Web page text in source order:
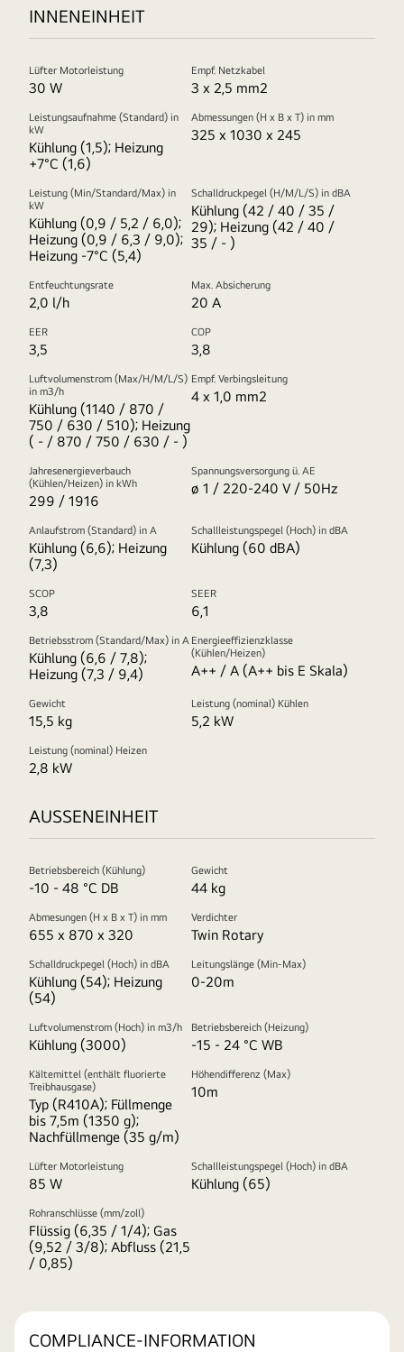
INNENEINHEIT
Lüfter Motorleistung
30 W
Empf. Netzkabel
3 x 2,5 mm2
Leistungsaufnahme (Standard) in
kW
Kühlung (1,5); Heizung
+7°C (1,6)
Abmessungen (H x B x T) in mm
325 x 1030 x 245
Leistung (Min/Standard/Max) in
kW
Kühlung (0,9 / 5,2 / 6,0);
Heizung (0,9 / 6,3 / 9,0);
Heizung -7°C (5,4)
Schalldruckpegel (H/M/L/S) in dBA
Kühlung (42 / 40 / 35 /
29); Heizung (42 / 40 /
35 / - )
Entfeuchtungsrate
2,0 l/h
Max. Absicherung
20 A
EER
3,5
COP
3,8
Luftvolumenstrom (Max/H/M/L/S)
in m3/h
Kühlung (1140 / 870 /
750 / 630 / 510); Heizung
( - / 870 / 750 / 630 / - )
Empf. Verbingsleitung
4 x 1,0 mm2
Jahresenergieverbauch
(Kühlen/Heizen) in kWh
299 / 1916
Spannungsversorgung ü. AE
ø 1 / 220-240 V / 50Hz
Anlaufstrom (Standard) in A
Kühlung (6,6); Heizung
(7,3)
Schallleistungspegel (Hoch) in dBA
Kühlung (60 dBA)
SCOP
3,8
SEER
6,1
Betriebsstrom (Standard/Max) in A
Kühlung (6,6 / 7,8);
Heizung (7,3 / 9,4)
Energieeffizienzklasse
(Kühlen/Heizen)
A++ / A (A++ bis E Skala)
Gewicht
15,5 kg
Leistung (nominal) Kühlen
5,2 kW
Leistung (nominal) Heizen
2,8 kW
AUSSENEINHEIT
Betriebsbereich (Kühlung)
-10 - 48 °C DB
Gewicht
44 kg
Abmesungen (H x B x T) in mm
655 x 870 x 320
Verdichter
Twin Rotary
Schalldruckpegel (Hoch) in dBA
Kühlung (54); Heizung
(54)
Leitungslänge (Min-Max)
0-20m
Luftvolumenstrom (Hoch) in m3/h
Kühlung (3000)
Betriebsbereich (Heizung)
-15 - 24 °C WB
Kältemittel (enthält fluorierte
Treibhausgase)
Typ (R410A); Füllmenge
bis 7,5m (1350 g);
Nachfüllmenge (35 g/m)
Höhendifferenz (Max)
10m
Lüfter Motorleistung
85 W
Schallleistungspegel (Hoch) in dBA
Kühlung (65)
Rohranschlüsse (mm/zoll)
Flüssig (6,35 / 1/4); Gas
(9,52 / 3/8); Abfluss (21,5
/ 0,85)
COMPLIANCE-INFORMATION